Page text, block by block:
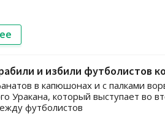
и избили футболистов
в капюшонах и с палками
Уракана, который выступает во
футболистов